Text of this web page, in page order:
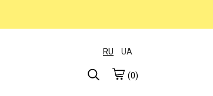
RU UA
(0)